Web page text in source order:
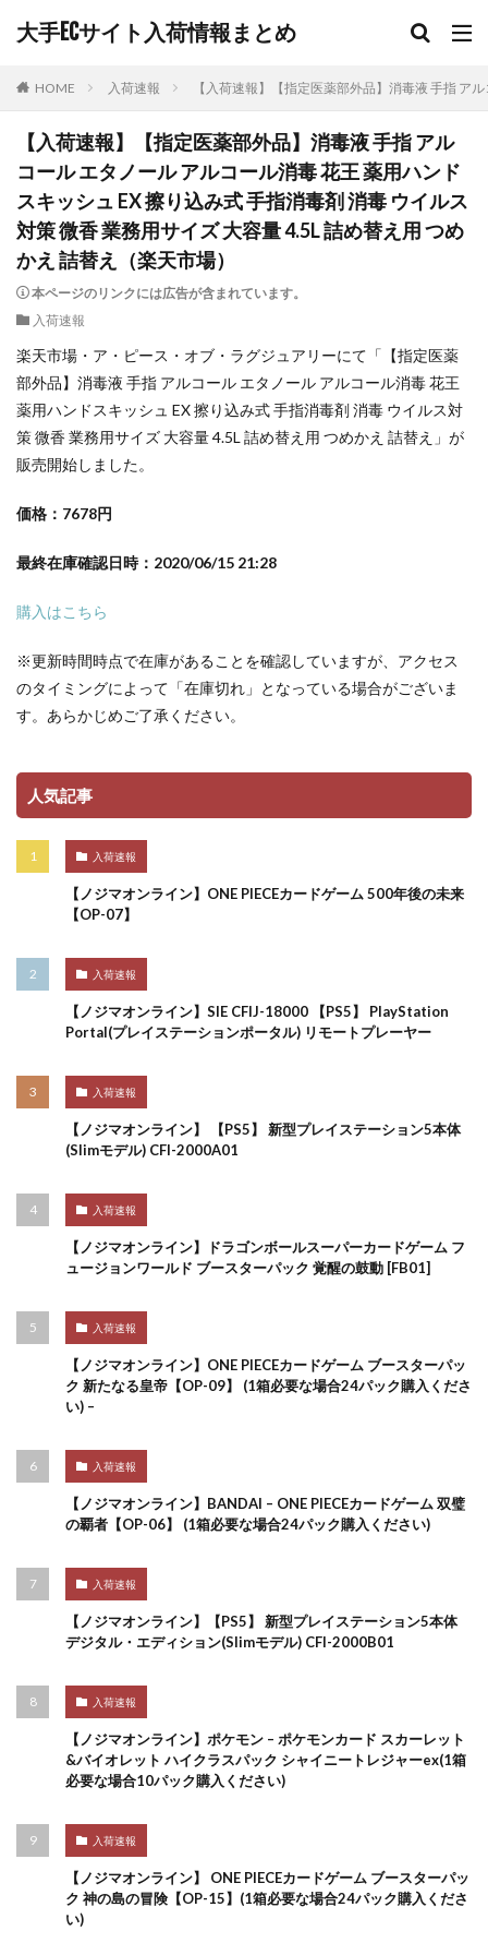
大手ECサイト入荷情報まとめ
HOME 入荷速報 【入荷速報】【指定医薬部外品】消毒液 手指 ア
【入荷速報】【指定医薬部外品】消毒液 手指 アル
コール エタノール アルコール消毒 花王 薬用ハンド
スキッシュ EX 擦り込み式 手指消毒剤 消毒 ウイルス
対策 微香 業務用サイズ 大容量 4.5L 詰め替え用 つめ
かえ 詰替え（楽天市場）
本ページのリンクには広告が含まれています。
入荷速報
楽天市場・ア・ピース・オブ・ラグジュアリーにて「【指定医薬
部外品】消毒液 手指 アルコール エタノール アルコール消毒 花王
薬用ハンドスキッシュ EX 擦り込み式 手指消毒剤 消毒 ウイルス対
策 微香 業務用サイズ 大容量 4.5L 詰め替え用 つめかえ 詰替え」が
販売開始しました。
価格：7678円
最終在庫確認日時：2020/06/15 21:28
購入はこちら
※更新時間時点で在庫があることを確認していますが、アクセス
のタイミングによって「在庫切れ」となっている場合がございま
す。あらかじめご了承ください。
人気記事
入荷速報
【ノジマオンライン】ONE PIECEカードゲーム 500年後の未来
【OP-07】
入荷速報
【ノジマオンライン】SIE CFIJ-18000 【PS5】 PlayStation
Portal(プレイステーションポータル) リモートプレーヤー
入荷速報
【ノジマオンライン】 【PS5】 新型プレイステーション5本体
(Slimモデル) CFI-2000A01
入荷速報
【ノジマオンライン】ドラゴンボールスーパーカードゲーム フ
ュージョンワールド ブースターパック 覚醒の鼓動 [FB01]
入荷速報
【ノジマオンライン】ONE PIECEカードゲーム ブースターパッ
ク 新たなる皇帝【OP-09】 (1箱必要な場合24パック購入くださ
い) –
入荷速報
【ノジマオンライン】BANDAI – ONE PIECEカードゲーム 双璧
の覇者【OP-06】 (1箱必要な場合24パック購入ください)
入荷速報
【ノジマオンライン】【PS5】 新型プレイステーション5本体
デジタル・エディション(Slimモデル) CFI-2000B01
入荷速報
【ノジマオンライン】ポケモン – ポケモンカード スカーレット
&バイオレット ハイクラスパック シャイニートレジャーex(1箱
必要な場合10パック購入ください)
入荷速報
【ノジマオンライン】 ONE PIECEカードゲーム ブースターパッ
ク 神の島の冒険【OP-15】(1箱必要な場合24パック購入くださ
い)